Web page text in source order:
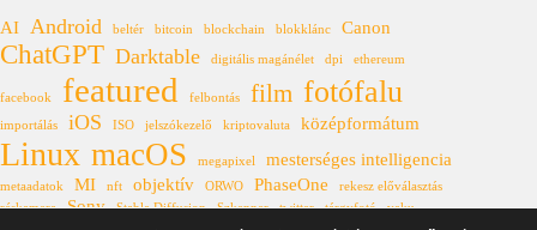
AI Android beltér bitcoin blockchain blokklánc Canon
ChatGPT Darktable digitális magánélet dpi ethereum
facebook featured felbontás film fotófalu
importálás iOS ISO jelszókezelő kriptovaluta középformátum
Linux macOS megapixel mesterséges intelligencia
metaadatok MI nft objektív ORWO PhaseOne
rekesz előválasztás
réskamera
Sony Stable Diffusion Szkenner twitter tárgyfotó vaku